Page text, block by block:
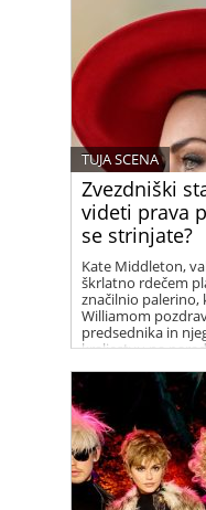
Zvezdniški
videti prava
se strinjate?
TUJA SCENA
Kate Middleton,
škrlatno rdečem
značilnio palerino,
Williamom
predsednika in
kraljestvu na